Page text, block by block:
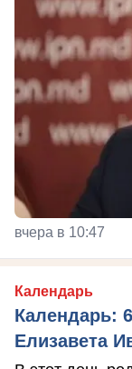
вчера в 10:47
Календарь
Календарь:
Елизавета